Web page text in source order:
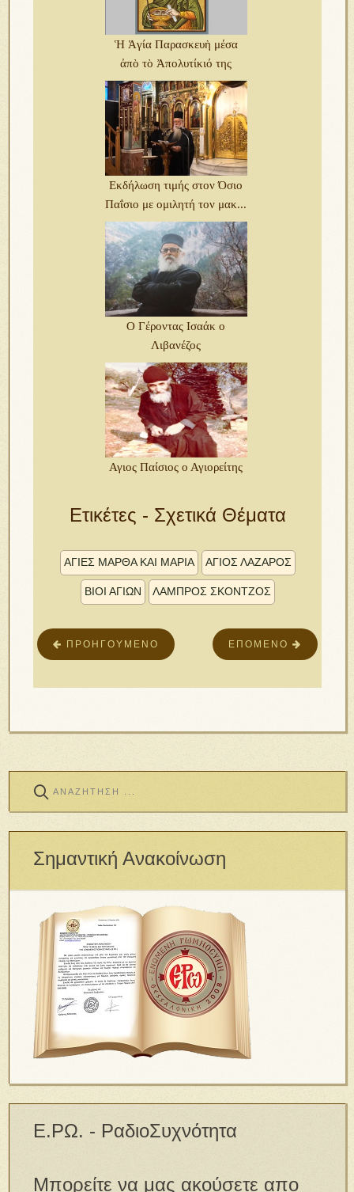
Ἡ Ἁγία Παρασκευὴ μέσα
ἀπὸ τὸ Ἀπολυτίκιό της
Εκδήλωση τιμής στον Όσιο
Παΐσιο με ομιλητή τον μακ...
Ο Γέροντας Ισαάκ ο
Λιβανέζος
Αγιος Παίσιος ο Αγιορείτης
Ετικέτες - Σχετικά Θέματα
ΑΓΊΕΣ ΜΆΡΘΑ ΚΑΙ ΜΑΡΊΑ ΑΓΙΟΣ ΛΑΖΑΡΟΣ
ΒΙΟΙ ΑΓΙΩΝ ΛΑΜΠΡΟΣ ΣΚΟΝΤΖΟΣ
ΕΠΌΜΕΝΟ
ΠΡΟΗΓΟΎΜΕΝΟ
Σημαντική Ανακοίνωση
Ε.ΡΩ. - ΡαδιοΣυχνότητα
Μπορείτε να μας ακούσετε απο